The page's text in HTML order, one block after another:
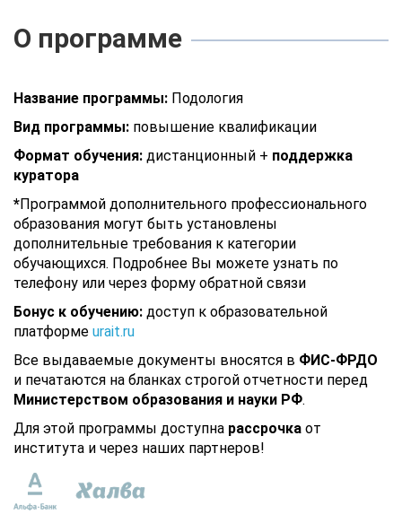
О программе
Название программы: Подология
Вид программы: повышение квалификации
Формат обучения: дистанционный + поддержка
куратора
*Программой дополнительного профессионального
образования могут быть установлены
дополнительные требования к категории
обучающихся. Подробнее Вы можете узнать по
телефону или через форму обратной связи
Бонус к обучению: доступ к образовательной
платформе urait.ru
Все выдаваемые документы вносятся в ФИС-ФРДО
и печатаются на бланках строгой отчетности перед
Министерством образования и науки РФ.
Для этой программы доступна рассрочка от
института и через наших партнеров!